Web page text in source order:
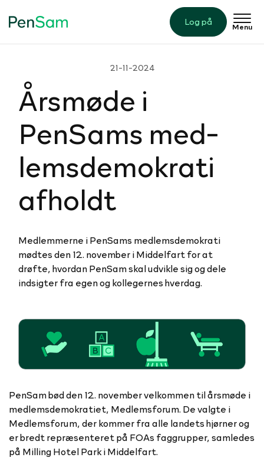
Log på Menu
21-11-2024
Årsmøde i
PenSams med­
lem­s­de­mo­krati
afholdt
Medlemmerne i PenSams medlemsdemokrati
mødtes den 12. november i Middelfart for at
drøfte, hvordan PenSam skal udvikle sig og dele
PenSam bød den 12. november velkommen til årsmøde i
medlemsdemokratiet, Medlemsforum. De valgte i
Medlemsforum, der kommer fra alle landets hjørner og
er bredt repræsenteret på FOAs faggrupper, samledes
på Milling Hotel Park i Middelfart.